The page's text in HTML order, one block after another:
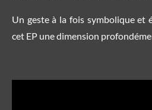
Un geste à la fois symbolique et
cet EP une dimension